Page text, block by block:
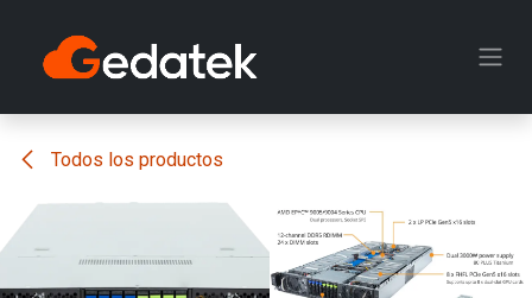
Todos los productos